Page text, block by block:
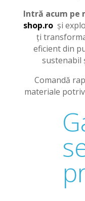
Intră acum
shop.roși
ți
eficient din
sustenabil
Comandă
materiale